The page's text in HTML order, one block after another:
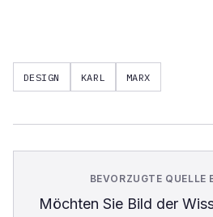
DESIGN KARL MARX
BEVORZUGTE QUELLE
Möchten Sie Bild der